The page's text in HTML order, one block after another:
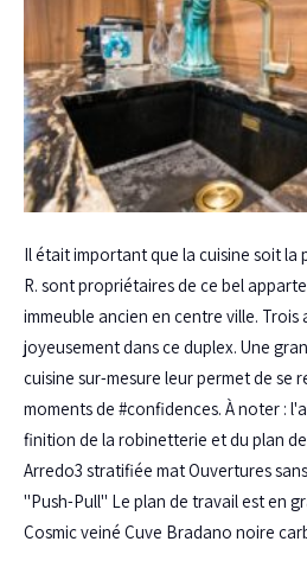
Il était important que la cuisine soit la
R. sont propriétaires de ce bel
immeuble ancien en centre ville.
joyeusement dans ce duplex. Une
cuisine sur-mesure leur permet de se
moments de #confidences. À noter :
finition de la robinetterie et du plan
Arredo3 stratifiée mat Ouvertures
"Push-Pull" Le plan de travail est en
Cosmic veiné Cuve Bradano noire